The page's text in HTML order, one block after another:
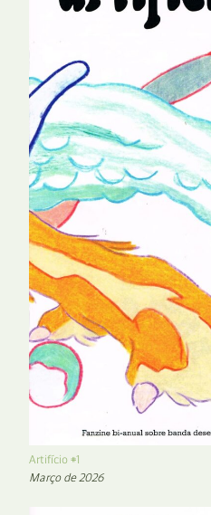
Artifício #1
Março de 2026